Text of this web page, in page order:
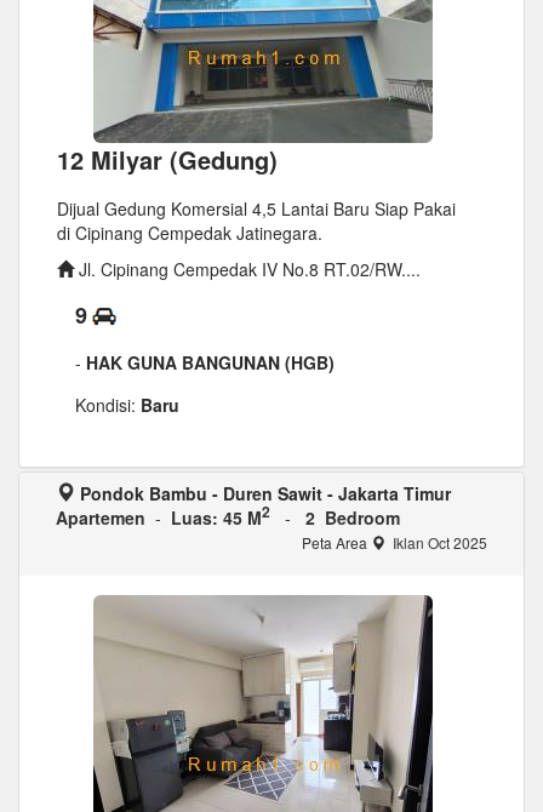
12 Milyar (Gedung)
Dijual Gedung Komersial 4,5 Lantai Baru Siap Pakai
di Cipinang Cempedak Jatinegara.
Jl. Cipinang Cempedak IV No.8 RT.02/RW....
9
- HAK GUNA BANGUNAN (HGB)
Kondisi: Baru
Pondok Bambu - Duren Sawit - Jakarta Timur
Apartemen - Luas: 45 M2 - 2 Bedroom
Peta Area Iklan Oct 2025